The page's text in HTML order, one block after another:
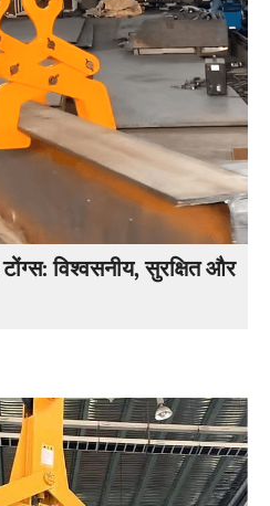
विश्वसनीय, सुरक्षित और